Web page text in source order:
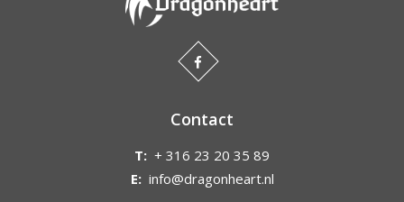
Contact
T: + 316 23 20 35 89
E: info@dragonheart.nl